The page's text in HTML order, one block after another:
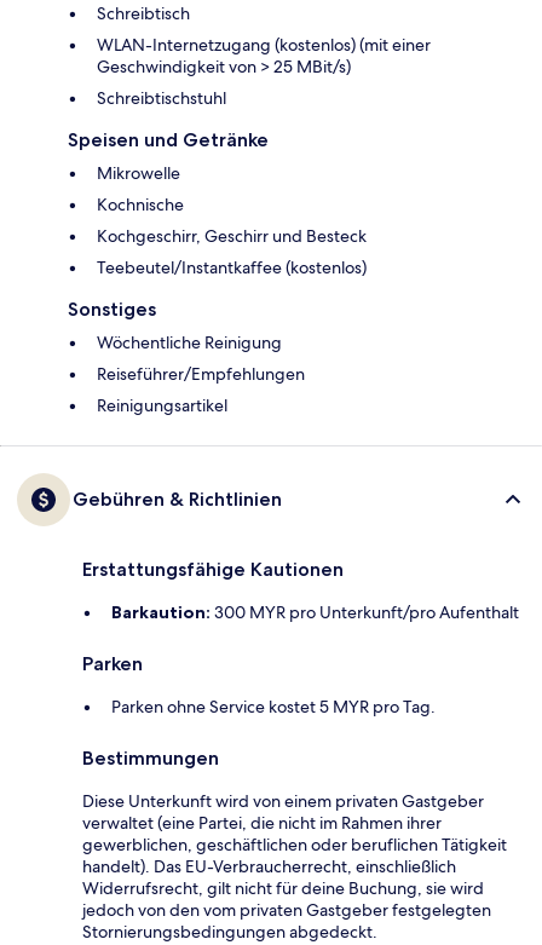
Schreibtisch
WLAN-Internetzugang (kostenlos) (mit einer
Geschwindigkeit von > 25 MBit/s)
Schreibtischstuhl
Speisen und Getränke
Mikrowelle
Kochnische
Kochgeschirr, Geschirr und Besteck
Teebeutel/Instantkaffee (kostenlos)
Sonstiges
Wöchentliche Reinigung
Reiseführer/Empfehlungen
Reinigungsartikel
Gebühren & Richtlinien
Erstattungsfähige Kautionen
Barkaution: 300 MYR pro Unterkunft/pro Aufenthalt
Parken
Parken ohne Service kostet 5 MYR pro Tag.
Bestimmungen
Diese Unterkunft wird von einem privaten Gastgeber
verwaltet (eine Partei, die nicht im Rahmen ihrer
gewerblichen, geschäftlichen oder beruflichen Tätigkeit
handelt). Das EU-Verbraucherrecht, einschließlich
Widerrufsrecht, gilt nicht für deine Buchung, sie wird
jedoch von den vom privaten Gastgeber festgelegten
Stornierungsbedingungen abgedeckt.